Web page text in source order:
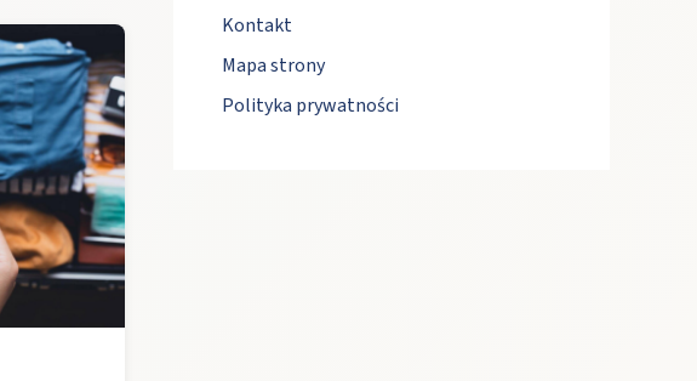
Kontakt
Mapa strony
Polityka prywatności